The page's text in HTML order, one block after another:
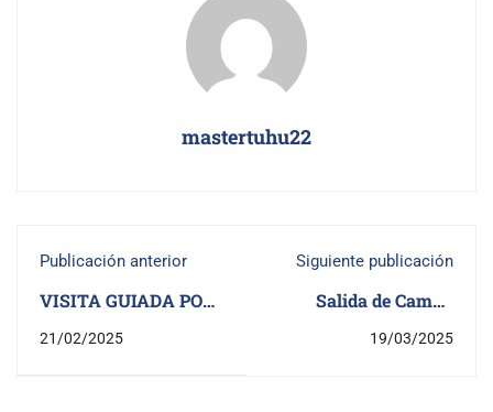
mastertuhu22
Publicación anterior
VISITA GUIADA POR
HUESCA
21/02/2025
Siguiente publicación
Salida de Campo
LOARRE Y MURILLO
19/03/2025